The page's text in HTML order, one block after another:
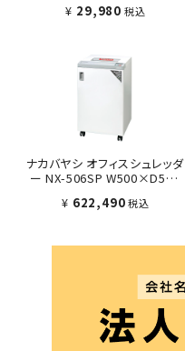
¥ 29,980 税込
ナカバヤシ オフィスシュレッダ
ー NX-506SP W500×D500
¥ 622,490税込